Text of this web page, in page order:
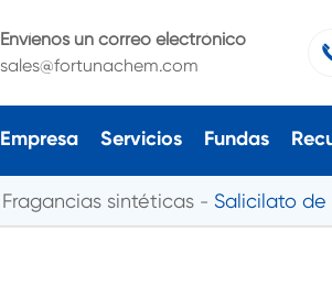
Envíenos un correo electrónico
sales@fortunachem.com
Empresa Servicios Fundas
Fragancias sintéticas Salicilato de